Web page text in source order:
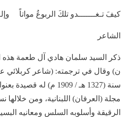
كيفَ تـغـــــــدو تلكَ الربوعُ مواتاً
الشاعر
ذكر السيد سلمان هادي آل طعمة هذه
ن) وقال في ترجمته: (شاعر كربلائي
سنة (1327 هـ / 1909 م)
مجلة (العرفان) اللبنانية، ومن
الرقيقة وأسلوبه السلس ومعانيه